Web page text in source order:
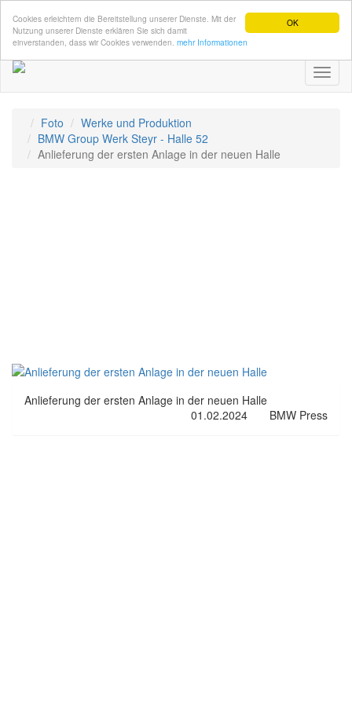
OK
Cookies erleichtern die Bereitstellung unserer Dienste. Mit der
Nutzung unserer Dienste erklären Sie sich damit
einverstanden, dass wir Cookies verwenden. mehr Informationen
Foto
Werke und Produktion
BMW Group Werk Steyr - Halle 52
Anlieferung der ersten Anlage in der neuen Halle
Anlieferung der ersten Anlage in der neuen Halle
01.02.2024
BMW Press